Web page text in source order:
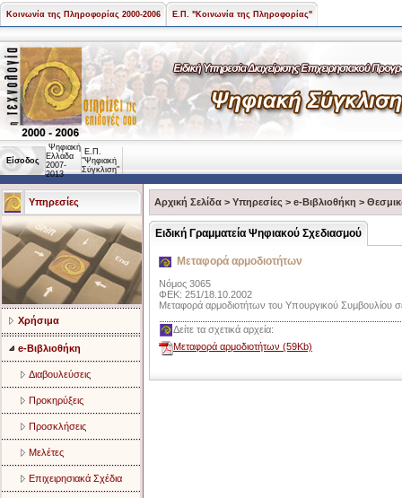
Κοινωνία της Πληροφορίας 2000-2006 Ε.Π. "Κοινωνία της Πληροφορίας"
Είσοδος
Ψηφιακή
Ελλάδα
2007-
2013
Ε.Π.
"Ψηφιακή
Σύγκλιση"
Υπηρεσίες
Χρήσιμα
e-Βιβλιοθήκη
Διαβουλεύσεις
Προκηρύξεις
Προσκλήσεις
Μελέτες
Επιχειρησιακά Σχέδια
Αρχική Σελίδα > Υπηρεσίες > e-Βιβλιοθήκη >
Ειδική Γραμματεία Ψηφιακού Σχεδιασμού
Μεταφορά αρμοδιοτήτων
Νόμος 3065
ΦΕΚ: 251/18.10.2002
Μεταφορά αρμοδιοτήτων του Υπουργικού Συμβουλίου
Δείτε τα σχετικά αρχεία:
Μεταφορά αρμοδιοτήτων (59Kb)